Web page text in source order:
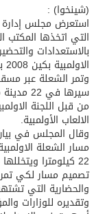
كسوة الكعبة(شينخوا) :
استعرض مجلس إدارة
التي اتخذها المكتب
بالاستعدادات
الاولمبية بكين 2008 بمحافظة مسقط يوم 14 ابريل المقبل.
وتمر الشعلة عبر
سيرها
من قبل اللجنة
الالعاب الأولمبية.
وقال المجلس في
مسار الشعلة
تصميم مسار لكي تمر
والحضارية التي
وتقديره للوزارات